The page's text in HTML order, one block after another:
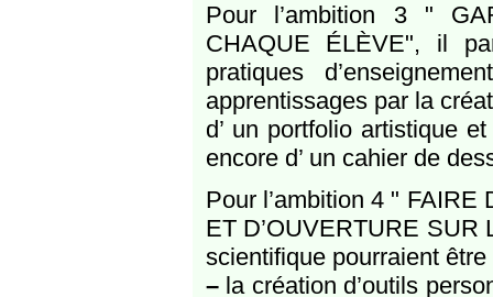
Pour l’ambition 3 "
CHAQUE ÉLÈVE", il
pratiques
apprentissages par la
d’ un portfolio artistique
encore d’ un cahier de
Pour l’ambition 4 " FAIRE
ET D’OUVERTURE
scientifique pourraient
–la création d’outils